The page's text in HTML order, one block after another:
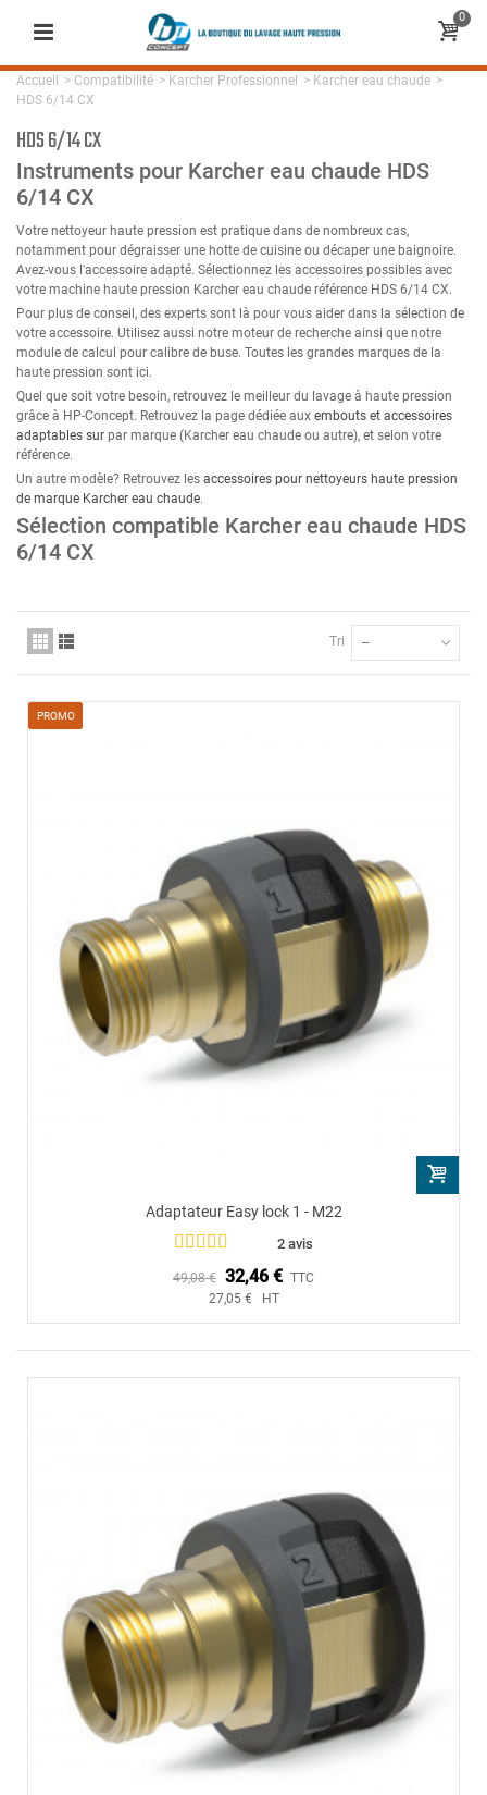
0
Accueil > Compatibilité > Karcher Professionnel > Karcher eau chaude >
HDS 6/14 CX
HDS 6/14 CX
Instruments pour Karcher eau chaude HDS
6/14 CX
Votre nettoyeur haute pression est pratique dans de nombreux cas,
notamment pour dégraisser une hotte de cuisine ou décaper une baignoire.
Avez-vous l'accessoire adapté. Sélectionnez les accessoires possibles avec
votre machine haute pression Karcher eau chaude référence HDS 6/14 CX.
Pour plus de conseil, des experts sont là pour vous aider dans la sélection de
votre accessoire. Utilisez aussi notre moteur de recherche ainsi que notre
module de calcul pour calibre de buse. Toutes les grandes marques de la
haute pression sont ici.
Quel que soit votre besoin, retrouvez le meilleur du lavage à haute pression
grâce à HP-Concept. Retrouvez la page dédiée aux embouts et accessoires
adaptables sur par marque (Karcher eau chaude ou autre), et selon votre
référence.
Un autre modèle? Retrouvez les accessoires pour nettoyeurs haute pression
de marque Karcher eau chaude.
Sélection compatible Karcher eau chaude HDS
6/14 CX
Tri --
PROMO
Adaptateur Easy lock 1 - M22
2 avis
49,08 € 32,46 € TTC
27,05 € HT